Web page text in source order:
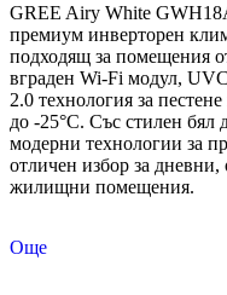
GREE Airy White
премиум инверторен
подходящ за помещения
вграден Wi-Fi модул,
2.0 технология за
до -25°C. Със стилен бял
модерни технологии за
отличен избор за
жилищни помещения.
Още